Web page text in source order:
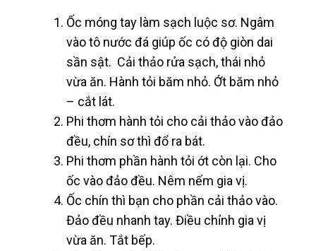
Ốc móng tay làm sạch luộc sơ. Ngâm
vào tô nước đá giúp ốc có độ giòn dai
sần sật. Cải thảo rửa sạch, thái nhỏ
vừa ăn. Hành tỏi băm nhỏ. Ớt băm nhỏ
– cắt lát.
Phi thơm hành tỏi cho cải thảo vào đảo
đều, chín sơ thì đổ ra bát.
Phi thơm phần hành tỏi ớt còn lại. Cho
ốc vào đảo đều. Nêm nếm gia vị.
Ốc chín thì bạn cho phần cải thảo vào.
Đảo đều nhanh tay. Điều chỉnh gia vị
vừa ăn. Tắt bếp.